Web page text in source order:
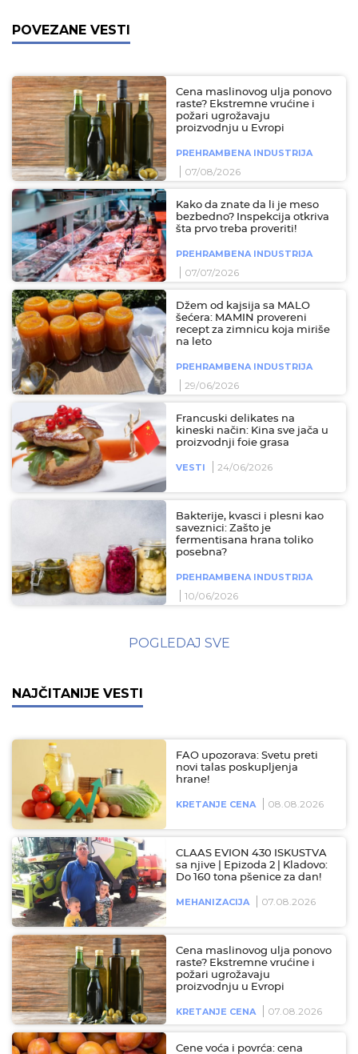
POVEZANE VESTI
Cena maslinovog ulja ponovo
raste? Ekstremne vrućine i
požari ugrožavaju
proizvodnju u Evropi
PREHRAMBENA INDUSTRIJA
07/08/2026
Kako da znate da li je meso
bezbedno? Inspekcija otkriva
šta prvo treba proveriti!
PREHRAMBENA INDUSTRIJA
07/07/2026
Džem od kajsija sa MALO
šećera: MAMIN provereni
recept za zimnicu koja miriše
na leto
PREHRAMBENA INDUSTRIJA
29/06/2026
Francuski delikates na
kineski način: Kina sve jača u
proizvodnji foie grasa
VESTI 24/06/2026
Bakterije, kvasci i plesni kao
saveznici: Zašto je
fermentisana hrana toliko
posebna?
PREHRAMBENA INDUSTRIJA
10/06/2026
POGLEDAJ SVE
NAJČITANIJE VESTI
FAO upozorava: Svetu preti
novi talas poskupljenja
hrane!
KRETANJE CENA 08.08.2026
CLAAS EVION 430 ISKUSTVA
sa njive | Epizoda 2 | Kladovo:
Do 160 tona pšenice za dan!
MEHANIZACIJA 07.08.2026
Cena maslinovog ulja ponovo
raste? Ekstremne vrućine i
požari ugrožavaju
proizvodnju u Evropi
KRETANJE CENA 07.08.2026
Cene voća i povrća: cena